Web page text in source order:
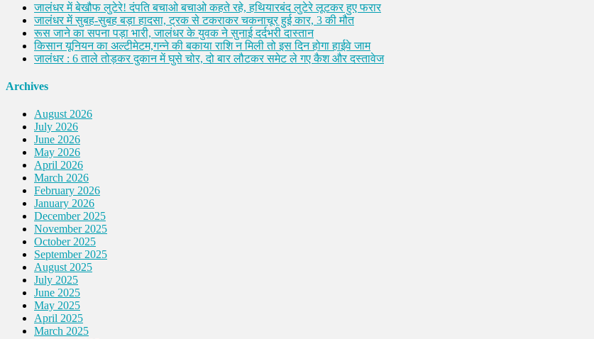
जालंधर में बेखौफ लुटेरे! दंपति बचाओ बचाओ कहते रहे, हथियारबंद लुटेरे लूटकर हुए फरार
जालंधर में सुबह-सुबह बड़ा हादसा, ट्रक से टकराकर चकनाचूर हुई कार, 3 की मौत
रूस जाने का सपना पड़ा भारी, जालंधर के युवक ने सुनाई दर्दभरी दास्तान
किसान यूनियन का अल्टीमेटम,गन्ने की बकाया राशि न मिली तो इस दिन होगा हाईवे जाम
जालंधर : 6 ताले तोड़कर दुकान में घुसे चोर, दो बार लौटकर समेट ले गए कैश और दस्तावेज
Archives
August 2026
July 2026
June 2026
May 2026
April 2026
March 2026
February 2026
January 2026
December 2025
November 2025
October 2025
September 2025
August 2025
July 2025
June 2025
May 2025
April 2025
March 2025